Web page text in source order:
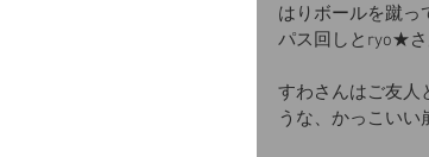
はりボールを蹴っ
パス回しとryo★さ
すわさんはご友人
うな、かっこい